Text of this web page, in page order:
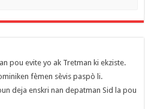
pou evite yo ak Tretman ki ekziste.
fèmen sèvis paspò li.
deja enskri nan depatman Sid la pou